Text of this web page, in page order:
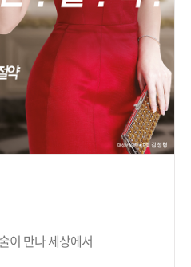
이 만나 세상에서